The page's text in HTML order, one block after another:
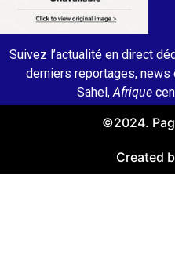
Suivez l’actualité en direct
derniers reportages, news
Sahel,Afrique
©2024.
Created